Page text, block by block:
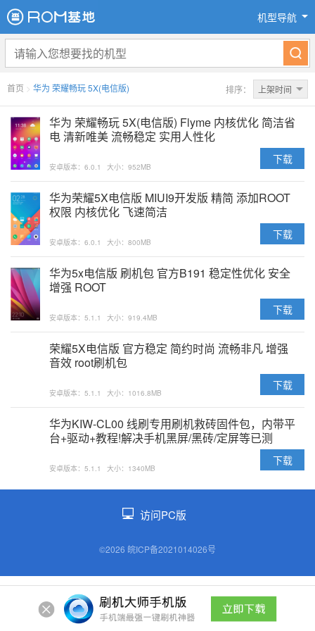
机型导航
首页 > 华为 荣耀畅玩 5X(电信版) 排序： 上架时间
华为 荣耀畅玩 5X(电信版) Flyme 内核优化 简洁省
电 清新唯美 流畅稳定 实用人性化
安卓版本：6.0.1 大小：952MB
下载
华为荣耀5X电信版 MIUI9开发版 精简 添加ROOT
权限 内核优化 飞速简洁
安卓版本：6.0.1 大小：800MB
下载
华为5x电信版 刷机包 官方B191 稳定性优化 安全
增强 ROOT
安卓版本：5.1.1 大小：919.4MB
下载
荣耀5X电信版 官方稳定 简约时尚 流畅非凡 增强
音效 root刷机包
安卓版本：5.1.1 大小：1016.8MB
下载
华为KIW-CL00 线刷专用刷机救砖固件包，内带平
台+驱动+教程!解决手机黑屏/黑砖/定屏等已测
安卓版本：5.1.1 大小：1340MB
下载
访问PC版
©2026 皖ICP备2021014026号